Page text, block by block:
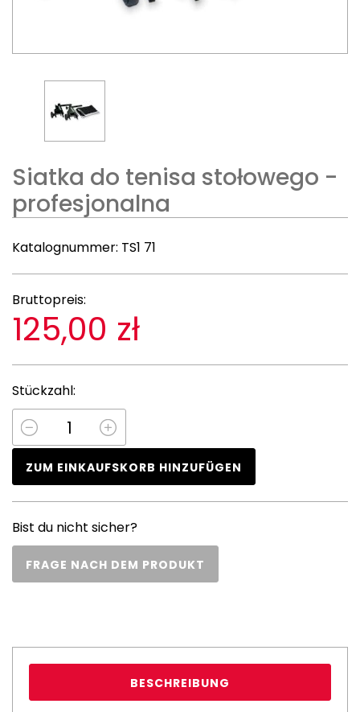
Siatka do tenisa stołowego -
profesjonalna
Katalognummer: TS1 71
Bruttopreis:
125,00 zł
Stückzahl:
ZUM EINKAUFSKORB HINZUFÜGEN
Bist du nicht sicher?
FRAGE NACH DEM PRODUKT
BESCHREIBUNG